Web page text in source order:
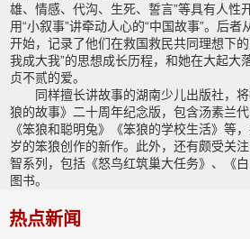
雄、情感、代沟、生死、誓言”等具有人性
用“小叙事”讲牵动人心的“中国故事”。后
开始，记录了他们在救国救民共同理想下
我成大我”的思想成长历程，和她在大起大
贞不贰的爱。
同样擅长讲故事的湖南少儿出版社，将
狼的故事》二十周年纪念版，包含汤素兰
《笨狼和聪明兔》《笨狼的学校生活》等
岁的笨狼创作的新作。此外，还有颇受关
智系列，包括《怒鸟红筑巢大任务》、《
图书。
热点新闻